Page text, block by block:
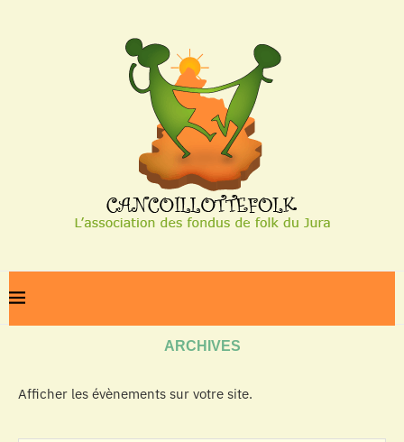
ARCHIVES
Afficher les évènements sur votre site.